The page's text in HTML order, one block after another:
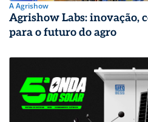
A Agrishow
Agrishow Labs: inovação,
para o futuro do agro